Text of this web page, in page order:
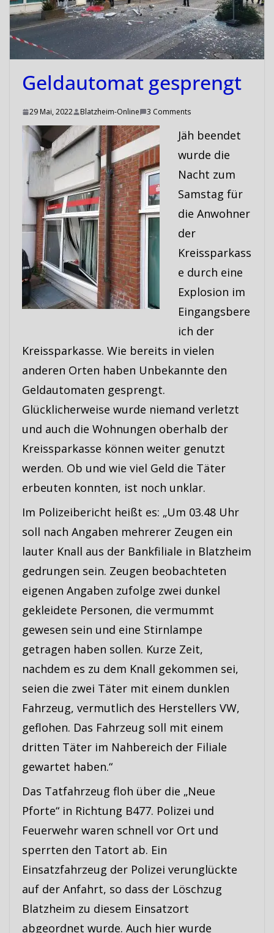
Geldautomat gesprengt
29 Mai, 2022 Blatzheim-Online 3 Comments
Jäh beendet
wurde die
Nacht zum
Samstag für
die Anwohner
der
Kreissparkass
e durch eine
Explosion im
Eingangsbere
ich der
Kreissparkasse. Wie bereits in vielen
anderen Orten haben Unbekannte den
Geldautomaten gesprengt.
Glücklicherweise wurde niemand verletzt
und auch die Wohnungen oberhalb der
Kreissparkasse können weiter genutzt
werden. Ob und wie viel Geld die Täter
erbeuten konnten, ist noch unklar.
Im Polizeibericht heißt es: „Um 03.48 Uhr
soll nach Angaben mehrerer Zeugen ein
lauter Knall aus der Bankfiliale in Blatzheim
gedrungen sein. Zeugen beobachteten
eigenen Angaben zufolge zwei dunkel
gekleidete Personen, die vermummt
gewesen sein und eine Stirnlampe
getragen haben sollen. Kurze Zeit,
nachdem es zu dem Knall gekommen sei,
seien die zwei Täter mit einem dunklen
Fahrzeug, vermutlich des Herstellers VW,
geflohen. Das Fahrzeug soll mit einem
dritten Täter im Nahbereich der Filiale
gewartet haben.“
Das Tatfahrzeug floh über die „Neue
Pforte“ in Richtung B477. Polizei und
Feuerwehr waren schnell vor Ort und
sperrten den Tatort ab. Ein
Einsatzfahrzeug der Polizei verunglückte
auf der Anfahrt, so dass der Löschzug
Blatzheim zu diesem Einsatzort
abgeordnet wurde. Auch hier wurde